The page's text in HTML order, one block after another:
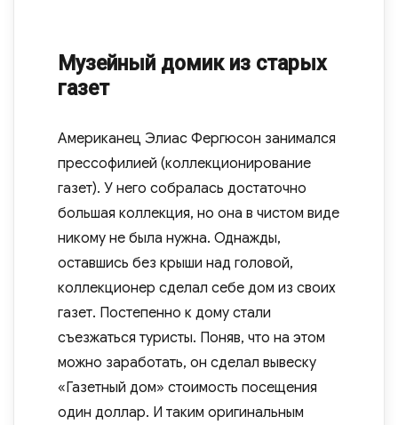
Музейный домик из старых
газет
Американец Элиас Фергюсон занимался
прессофилией (коллекционирование
газет). У него собралась достаточно
большая коллекция, но она в чистом виде
никому не была нужна. Однажды,
оставшись без крыши над головой,
коллекционер сделал себе дом из своих
газет. Постепенно к дому стали
съезжаться туристы. Поняв, что на этом
можно заработать, он сделал вывеску
«Газетный дом» стоимость посещения
один доллар. И таким оригинальным